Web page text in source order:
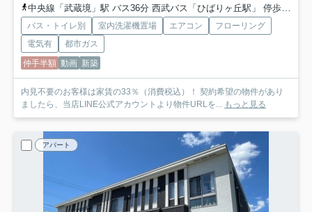
中央線「武蔵境」駅 バス36分 西武バス「ひばりヶ丘駅」 停歩12分
バス・トイレ別 室内洗濯機置場 エアコン
フローリング
電気有
都市ガス
仲手半額 動画 新築
内見不要のお客様は家賃の33％（消費税込）！ 契約希望の物件があり
ましたら、当店LINE公式アカウントより物件URLを...
もっと見る
アパート